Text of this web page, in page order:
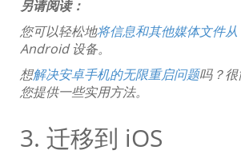
另请阅读：
您可以轻松地将信息和其他媒体文件
Android 设备。
想解决安卓手机的无限重启问题吗？
您提供一些实用方法。
3. 迁移到 iOS